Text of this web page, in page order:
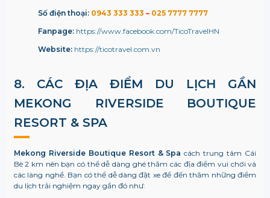
Số điện thoại: 0943 333 333 – 025 7777 7777
Fanpage: https://www.facebook.com/TicoTravelHN
Website: https://ticotravel.com.vn
8. CÁC ĐỊA ĐIỂM DU LỊCH GẦN
MEKONG RIVERSIDE BOUTIQUE
RESORT & SPA
Mekong Riverside Boutique Resort & Spa cách trung tâm Cái
Bè 2 km nên bạn có thể dễ dàng ghé thăm các địa điểm vui chơi và
các làng nghề. Bạn có thể dễ dàng đặt xe để đến thăm những điểm
du lịch trải nghiệm ngay gần đó như: